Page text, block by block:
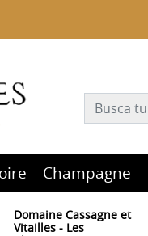
Champagne
Domaine Cassagne et
Vitailles - Les